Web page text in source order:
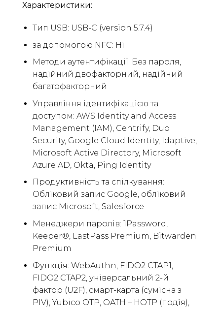
Характеристики:
Тип USB: USB-C (version 5.7.4)
за допомогою NFC: Ні
Методи аутентифікації: Без пароля,
надійний двофакторний, надійний
багатофакторний
Управління ідентифікацією та
доступом: AWS Identity and Access
Management (IAM), Centrify, Duo
Security, Google Cloud Identity, Idaptive,
Microsoft Active Directory, Microsoft
Azure AD, Okta, Ping Identity
Продуктивність та спілкування:
Обліковий запис Google, обліковий
запис Microsoft, Salesforce
Менеджери паролів: 1Password,
Keeper®, LastPass Premium, Bitwarden
Premium
Функція: WebAuthn, FIDO2 CTAP1,
FIDO2 CTAP2, універсальний 2-й
фактор (U2F), смарт-карта (сумісна з
PIV), Yubico OTP, OATH – HOTP (подія),